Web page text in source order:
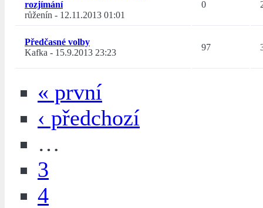
rozjímání
růženín - 12.11.2013 01:01
0
Předčasné volby
Kafka - 15.9.2013 23:23
97
« první
‹ předchozí
…
3
4